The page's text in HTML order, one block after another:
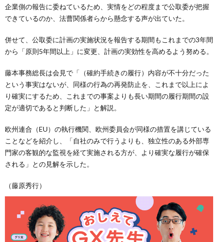
企業側の報告に委ねているため、実情をどの程度まで公取委が把握
できているのか、法曹関係者らから懸念する声が出ていた。
併せて、公取委に計画の実施状況を報告する期間もこれまでの3年間
から「原則5年間以上」に変更、計画の実効性を高めるよう努める。
藤本事務総長は会見で「（確約手続きの履行）内容が不十分だった
という事実はないが、同様の行為の再発防止を、これまで以上によ
り確実にするため、これまでの事案よりも長い期間の履行期間の設
定が適切であると判断した」と解説。
欧州連合（EU）の執行機関、欧州委員会が同様の措置を講じている
ことなどを紹介し、「自社のみで行うよりも、独立性のある外部専
門家の客観的な監視を経て実施される方が、より確実な履行が確保
される」との見解を示した。
（藤原秀行）